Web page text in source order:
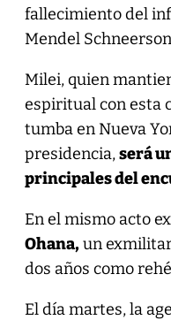
fallecimiento del
Mendel
Milei, quien
espiritual con esta
tumba en Nueva
presidencia,será
principales del
En el mismo acto
Ohana,un
dos años como
El día martes, la